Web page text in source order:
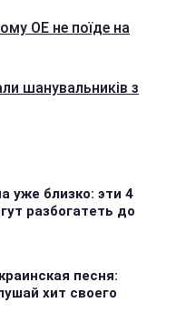
ОЕ не поїде на
шанувальників з
уже близко: эти 4
разбогатеть до
песня:
хит своего